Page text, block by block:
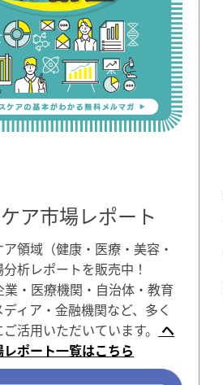
ア市場レポート
領域（健康・医療・美容・
析レポートを販売中！
・医療機関・自治体・教育
ィア・金融機関など、多く
活用いただいています。 ヘ
ポート一覧はこちら